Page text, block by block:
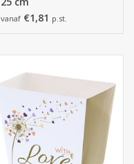
vanaf €1,81 p.st.